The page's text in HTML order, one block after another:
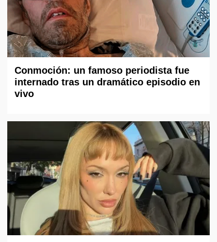
Conmoción: un famoso periodista fue
internado tras un dramático episodio en
vivo